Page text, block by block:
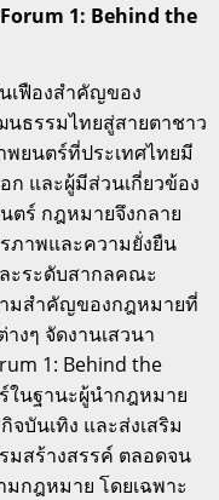
1: Behind the
เฟืองสำคัญของ
นธรรมไทยสู่สายตาชาว
ยนตร์ที่ประเทศไทยมี
ก และผู้มีส่วนเกี่ยวข้อง
ตร์ กฎหมายจึงกลาย
ภาพและความยั่งยืน
ะระดับสากลคณะ
มสำคัญของกฎหมายที่
งๆ จัดงานเสวนา
1: Behind the
ในฐานะผู้นำกฎหมาย
บันเทิง และส่งเสริม
สร้างสรรค์ ตลอดจน
กฎหมาย โดยเฉพาะ